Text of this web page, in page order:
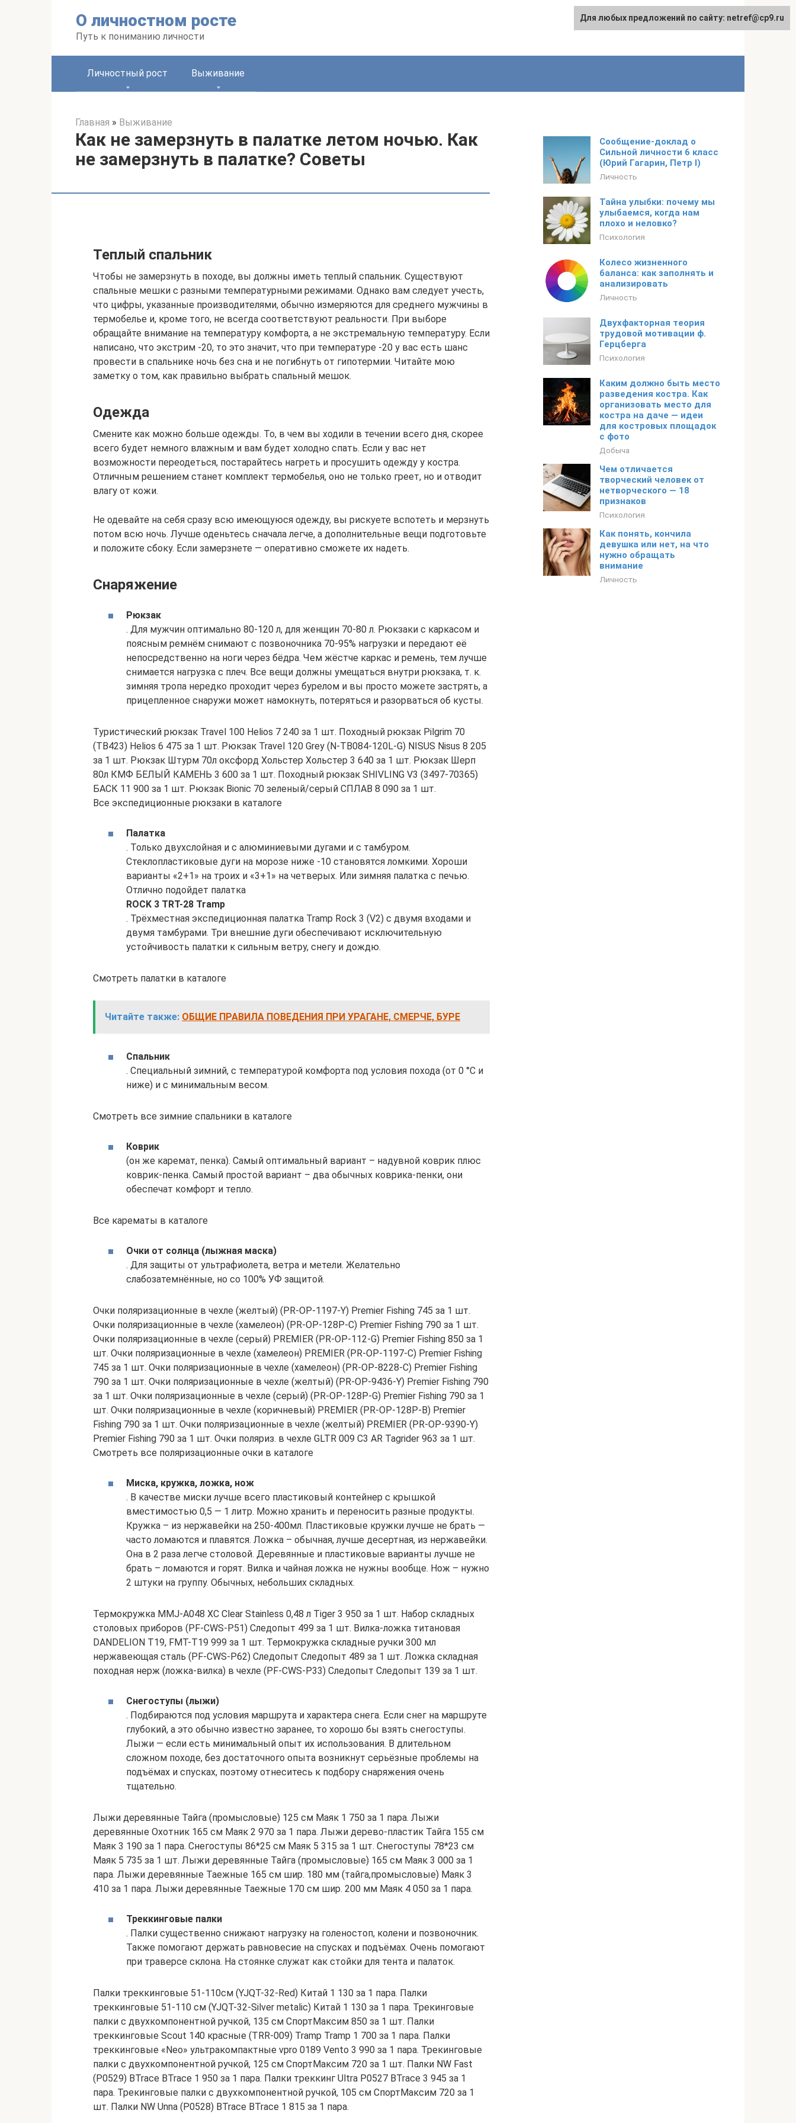
О личностном росте
Путь к пониманию личности
Личностный рост Выживание
Главная » Выживание
Как не замерзнуть в палатке летом ночью. Как
не замерзнуть в палатке? Советы
Теплый спальник
Чтобы не замерзнуть в походе, вы должны иметь теплый спальник. Существуют
спальные мешки с разными температурными режимами. Однако вам следует учесть,
что цифры, указанные производителями, обычно измеряются для среднего мужчины в
термобелье и, кроме того, не всегда соответствуют реальности. При выборе
обращайте внимание на температуру комфорта, а не экстремальную температуру. Если
написано, что экстрим -20, то это значит, что при температуре -20 у вас есть шанс
провести в спальнике ночь без сна и не погибнуть от гипотермии. Читайте мою
заметку о том, как правильно выбрать спальный мешок.
Одежда
Смените как можно больше одежды. То, в чем вы ходили в течении всего дня, скорее
всего будет немного влажным и вам будет холодно спать. Если у вас нет
возможности переодеться, постарайтесь нагреть и просушить одежду у костра.
Отличным решением станет комплект термобелья, оно не только греет, но и отводит
влагу от кожи.
Не одевайте на себя сразу всю имеющуюся одежду, вы рискуете вспотеть и мерзнуть
потом всю ночь. Лучше оденьтесь сначала легче, а дополнительные вещи подготовьте
и положите сбоку. Если замерзнете — оперативно сможете их надеть.
Снаряжение
Рюкзак
. Для мужчин оптимально 80-120 л, для женщин 70-80 л. Рюкзаки с каркасом и
поясным ремнём снимают с позвоночника 70-95% нагрузки и передают её
непосредственно на ноги через бёдра. Чем жёстче каркас и ремень, тем лучше
снимается нагрузка с плеч. Все вещи должны умещаться внутри рюкзака, т. к.
зимняя тропа нередко проходит через бурелом и вы просто можете застрять, а
прицепленное снаружи может намокнуть, потеряться и разорваться об кусты.
Туристический рюкзак Travel 100 Helios 7 240 за 1 шт. Походный рюкзак Pilgrim 70
(TB423) Helios 6 475 за 1 шт. Рюкзак Travel 120 Grey (N-TB084-120L-G) NISUS Nisus 8 205
за 1 шт. Рюкзак Штурм 70л оксфорд Хольстер Хольстер 3 640 за 1 шт. Рюкзак Шерп
80л КМФ БЕЛЫЙ КАМЕНЬ 3 600 за 1 шт. Походный рюкзак SHIVLING V3 (3497-70365)
БАСК 11 900 за 1 шт. Рюкзак Bionic 70 зеленый/серый СПЛАВ 8 090 за 1 шт.
Все экспедиционные рюкзаки в каталоге
Палатка
. Только двухслойная и с алюминиевыми дугами и с тамбуром.
Стеклопластиковые дуги на морозе ниже -10 становятся ломкими. Хороши
варианты «2+1» на троих и «3+1» на четверых. Или зимняя палатка с печью.
Отлично подойдет палатка
ROCK 3 TRT-28 Tramp
. Трёхместная экспедиционная палатка Tramp Rock 3 (V2) c двумя входами и
двумя тамбурами. Три внешние дуги обеспечивают исключительную
устойчивость палатки к сильным ветру, снегу и дождю.
Смотреть палатки в каталоге
Читайте также: ОБЩИЕ ПРАВИЛА ПОВЕДЕНИЯ ПРИ УРАГАНЕ, СМЕРЧЕ, БУРЕ
Спальник
. Специальный зимний, с температурой комфорта под условия похода (от 0 °С и
ниже) и с минимальным весом.
Смотреть все зимние спальники в каталоге
Коврик
(он же каремат, пенка). Самый оптимальный вариант – надувной коврик плюс
коврик-пенка. Самый простой вариант – два обычных коврика-пенки, они
обеспечат комфорт и тепло.
Все карематы в каталоге
Очки от солнца (лыжная маска)
. Для защиты от ультрафиолета, ветра и метели. Желательно
слабозатемнённые, но со 100% УФ защитой.
Очки поляризационные в чехле (желтый) (PR-OP-1197-Y) Premier Fishing 745 за 1 шт.
Очки поляризационные в чехле (хамелеон) (PR-OP-128P-C) Premier Fishing 790 за 1 шт.
Очки поляризационные в чехле (серый) PREMIER (PR-OP-112-G) Premier Fishing 850 за 1
шт. Очки поляризационные в чехле (хамелеон) PREMIER (PR-OP-1197-C) Premier Fishing
745 за 1 шт. Очки поляризационные в чехле (хамелеон) (PR-OP-8228-C) Premier Fishing
790 за 1 шт. Очки поляризационные в чехле (желтый) (PR-OP-9436-Y) Premier Fishing 790
за 1 шт. Очки поляризационные в чехле (серый) (PR-OP-128P-G) Premier Fishing 790 за 1
шт. Очки поляризационные в чехле (коричневый) PREMIER (PR-OP-128P-B) Premier
Fishing 790 за 1 шт. Очки поляризационные в чехле (желтый) PREMIER (PR-OP-9390-Y)
Premier Fishing 790 за 1 шт. Очки поляриз. в чехле GLTR 009 C3 AR Tagrider 963 за 1 шт.
Смотреть все поляризационные очки в каталоге
Миска, кружка, ложка, нож
. В качестве миски лучше всего пластиковый контейнер с крышкой
вместимостью 0,5 — 1 литр. Можно хранить и переносить разные продукты.
Кружка – из нержавейки на 250-400мл. Пластиковые кружки лучше не брать —
часто ломаются и плавятся. Ложка – обычная, лучше десертная, из нержавейки.
Она в 2 раза легче столовой. Деревянные и пластиковые варианты лучше не
брать – ломаются и горят. Вилка и чайная ложка не нужны вообще. Нож – нужно
2 штуки на группу. Обычных, небольших складных.
Термокружка MMJ-A048 XC Clear Stainless 0,48 л Tiger 3 950 за 1 шт. Набор складных
столовых приборов (PF-CWS-P51) Следопыт 499 за 1 шт. Вилка-ложка титановая
DANDELION T19, FMT-T19 999 за 1 шт. Термокружка складные ручки 300 мл
нержавеющая сталь (PF-CWS-P62) Следопыт Следопыт 489 за 1 шт. Ложка складная
походная нерж (ложка-вилка) в чехле (PF-CWS-P33) Следопыт Следопыт 139 за 1 шт.
Снегоступы (лыжи)
. Подбираются под условия маршрута и характера снега. Если снег на маршруте
глубокий, а это обычно известно заранее, то хорошо бы взять снегоступы.
Лыжи — если есть минимальный опыт их использования. В длительном
сложном походе, без достаточного опыта возникнут серьёзные проблемы на
подъёмах и спусках, поэтому отнеситесь к подбору снаряжения очень
тщательно.
Лыжи деревянные Тайга (промысловые) 125 см Маяк 1 750 за 1 пара. Лыжи
деревянные Охотник 165 см Маяк 2 970 за 1 пара. Лыжи дерево-пластик Тайга 155 см
Маяк 3 190 за 1 пара. Снегоступы 86*25 см Маяк 5 315 за 1 шт. Снегоступы 78*23 см
Маяк 5 735 за 1 шт. Лыжи деревянные Тайга (промысловые) 165 см Маяк 3 000 за 1
пара. Лыжи деревянные Таежные 165 см шир. 180 мм (тайга,промысловые) Маяк 3
410 за 1 пара. Лыжи деревянные Таежные 170 см шир. 200 мм Маяк 4 050 за 1 пара.
Треккинговые палки
. Палки существенно снижают нагрузку на голеностоп, колени и позвоночник.
Также помогают держать равновесие на спусках и подъёмах. Очень помогают
при траверсе склона. На стоянке служат как стойки для тента и палаток.
Палки треккинговые 51-110см (YJQT-32-Red) Китай 1 130 за 1 пара. Палки
треккинговые 51-110 см (YJQT-32-Silver metalic) Китай 1 130 за 1 пара. Трекинговые
палки с двухкомпонентной ручкой, 135 см СпортМаксим 850 за 1 шт. Палки
треккинговые Scout 140 красные (TRR-009) Tramp Tramp 1 700 за 1 пара. Палки
треккинговые «Neo» ультракомпактные vpro 0189 Vento 3 990 за 1 пара. Трекинговые
палки с двухкомпонентной ручкой, 125 см СпортМаксим 720 за 1 шт. Палки NW Fast
(P0529) BTrace BTrace 1 950 за 1 пара. Палки треккинг Ultra P0527 BTrace 3 945 за 1
пара. Трекинговые палки с двухкомпонентной ручкой, 105 см СпортМаксим 720 за 1
шт. Палки NW Unna (P0528) BTrace BTrace 1 815 за 1 пара.
Сообщение-доклад о
Сильной личности 6 класс
(Юрий Гагарин, Петр I)
Личность
Тайна улыбки: почему мы
улыбаемся, когда нам
плохо и неловко?
Психология
Колесо жизненного
баланса: как заполнять и
анализировать
Личность
Двухфакторная теория
трудовой мотивации ф.
Герцберга
Психология
Каким должно быть место
разведения костра. Как
организовать место для
костра на даче — идеи
для костровых площадок
с фото
Добыча
Чем отличается
творческий человек от
нетворческого — 18
признаков
Психология
Как понять, кончила
девушка или нет, на что
нужно обращать
внимание
Личность
Для любых предложений по сайту: netref@cp9.ru